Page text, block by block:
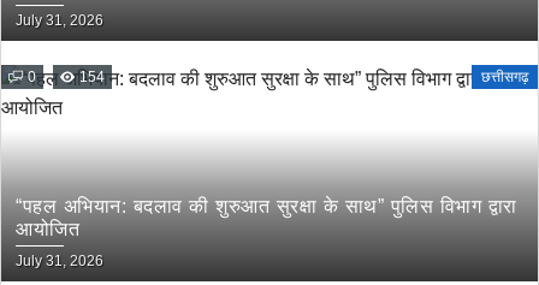
मांग
July 31, 2026
0 154 छत्तीसगढ़
“पहल अभियान: बदलाव की शुरुआत सुरक्षा के साथ” पुलिस विभाग द्वारा
आयोजित
July 31, 2026